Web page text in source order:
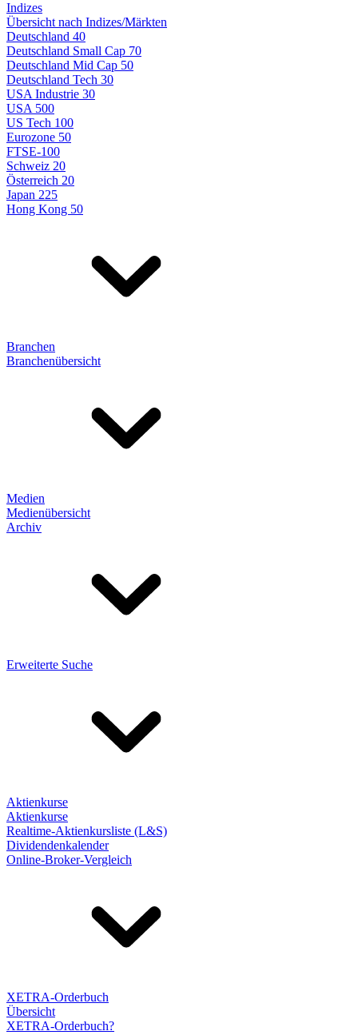
Indizes
Übersicht nach Indizes/Märkten
Deutschland 40
Deutschland Small Cap 70
Deutschland Mid Cap 50
Deutschland Tech 30
USA Industrie 30
USA 500
US Tech 100
Eurozone 50
FTSE-100
Schweiz 20
Österreich 20
Japan 225
Hong Kong 50
Branchen
Branchenübersicht
Medien
Medienübersicht
Archiv
Erweiterte Suche
Aktienkurse
Aktienkurse
Realtime-Aktienkursliste (L&S)
Dividendenkalender
Online-Broker-Vergleich
XETRA-Orderbuch
Übersicht
XETRA-Orderbuch?